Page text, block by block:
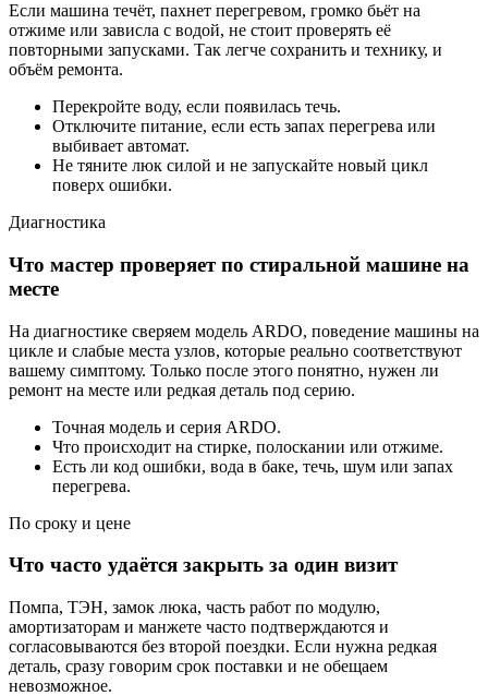
Если машина течёт, пахнет перегревом, громко бьёт на
отжиме или зависла с водой, не стоит проверять её
повторными запусками. Так легче сохранить и технику, и
объём ремонта.
Перекройте воду, если появилась течь.
Отключите питание, если есть запах перегрева или
выбивает автомат.
Не тяните люк силой и не запускайте новый цикл
поверх ошибки.
Диагностика
Что мастер проверяет по стиральной машине на
месте
На диагностике сверяем модель ARDO, поведение машины на
цикле и слабые места узлов, которые реально соответствуют
вашему симптому. Только после этого понятно, нужен ли
ремонт на месте или редкая деталь под серию.
Точная модель и серия ARDO.
Что происходит на стирке, полоскании или отжиме.
Есть ли код ошибки, вода в баке, течь, шум или запах
перегрева.
По сроку и цене
Что часто удаётся закрыть за один визит
Помпа, ТЭН, замок люка, часть работ по модулю,
амортизаторам и манжете часто подтверждаются и
согласовываются без второй поездки. Если нужна редкая
деталь, сразу говорим срок поставки и не обещаем
невозможное.